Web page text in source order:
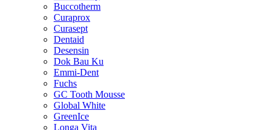
Buccotherm
Curaprox
Curasept
Dentaid
Desensin
Dok Bau Ku
Emmi-Dent
Fuchs
GC Tooth Mousse
Global White
GreenIce
Longa Vita